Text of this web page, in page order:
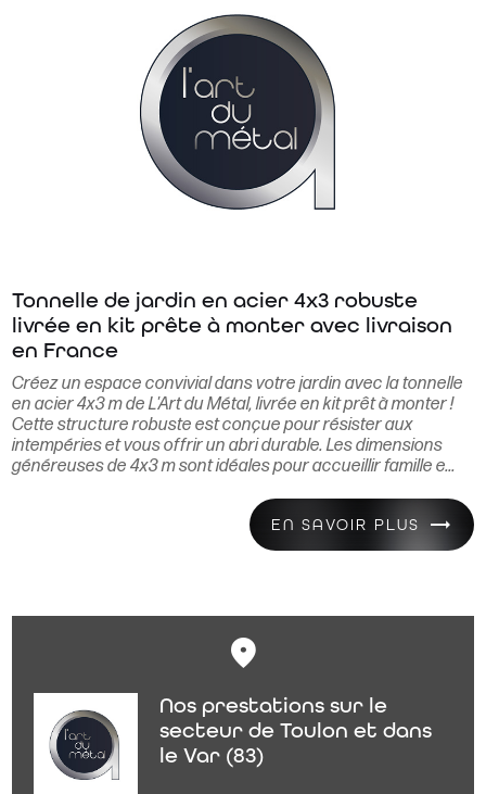
Tonnelle de jardin en acier 4x3 robuste
livrée en kit prête à monter avec livraison
en France
Créez un espace convivial dans votre jardin avec la tonnelle
en acier 4x3 m de L'Art du Métal, livrée en kit prêt à monter !
Cette structure robuste est conçue pour résister aux
intempéries et vous offrir un abri durable. Les dimensions
généreuses de 4x3 m sont idéales pour accueillir famille e...
EN SAVOIR PLUS
Nos prestations sur le
secteur de Toulon et dans
le Var (83)